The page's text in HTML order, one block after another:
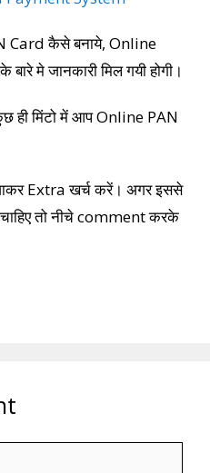
Card कैसे बनाये, Online
मे जानकारी मिल गयी होगी।
ही मिंटो में आप Online PAN
Extra खर्च करें। अगर इससे
तो नीचे comment करके